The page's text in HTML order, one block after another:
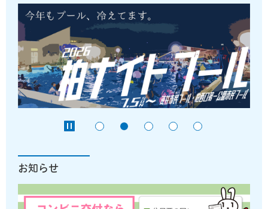
お知らせ